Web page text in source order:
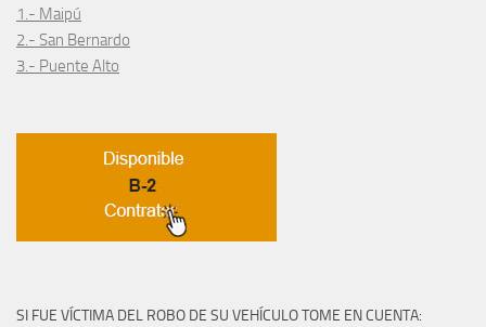
1.- Maipú
2.- San Bernardo
3.- Puente Alto
SI FUE VÍCTIMA DEL ROBO DE SU VEHÍCULO TOME EN CUENTA: